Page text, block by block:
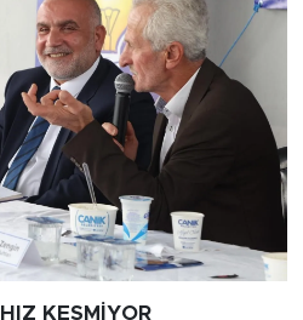
KESMİYOR